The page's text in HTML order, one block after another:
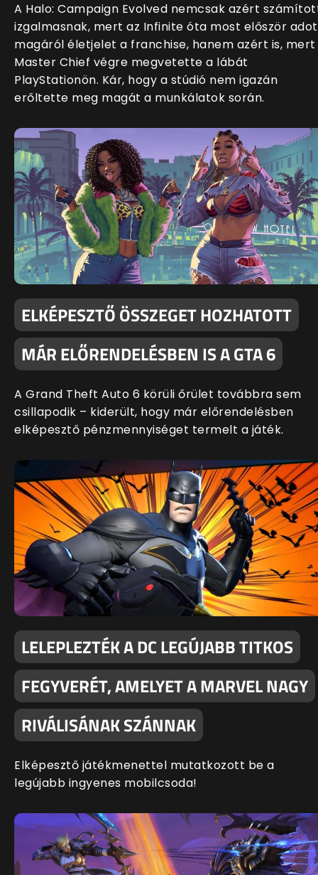
A Halo: Campaign Evolved nemcsak azért
izgalmasnak, mert az Infinite óta most először
magáról életjelet a franchise, hanem azért is, mert
Master Chief végre megvetette a lábát
PlayStationön. Kár, hogy a stúdió nem igazán
erőltette meg magát a munkálatok során.
ELKÉPESZTŐ ÖSSZEGET HOZHATOTT
MÁR ELŐRENDELÉSBEN IS A GTA 6
A Grand Theft Auto 6 körüli őrület továbbra sem
csillapodik – kiderült, hogy már előrendelésben
elképesztő pénzmennyiséget termelt a játék.
LELEPLEZTÉK A DC LEGÚJABB TITKOS
FEGYVERÉT, AMELYET A MARVEL NAGY
RIVÁLISÁNAK SZÁNNAK
Elképesztő játékmenettel mutatkozott be a
legújabb ingyenes mobilcsoda!